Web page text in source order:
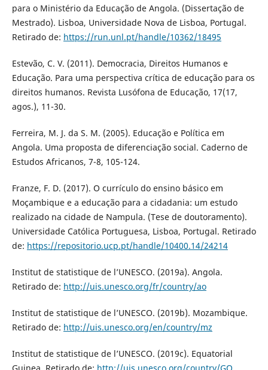
para o Ministério da Educação de Angola. (Dissertação de
Mestrado). Lisboa, Universidade Nova de Lisboa, Portugal.
Retirado de: https://run.unl.pt/handle/10362/18495
Estevão, C. V. (2011). Democracia, Direitos Humanos e
Educação. Para uma perspectiva crítica de educação para os
direitos humanos. Revista Lusófona de Educação, 17(17,
agos.), 11-30.
Ferreira, M. J. da S. M. (2005). Educação e Política em
Angola. Uma proposta de diferenciação social. Caderno de
Estudos Africanos, 7-8, 105-124.
Franze, F. D. (2017). O currículo do ensino básico em
Moçambique e a educação para a cidadania: um estudo
realizado na cidade de Nampula. (Tese de doutoramento).
Universidade Católica Portuguesa, Lisboa, Portugal. Retirado
de: https://repositorio.ucp.pt/handle/10400.14/24214
Institut de statistique de l’UNESCO. (2019a). Angola.
Retirado de: http://uis.unesco.org/fr/country/ao
Institut de statistique de l’UNESCO. (2019b). Mozambique.
Retirado de: http://uis.unesco.org/en/country/mz
Institut de statistique de l’UNESCO. (2019c). Equatorial